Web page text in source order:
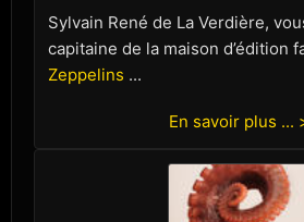
Sylvain René de La Verdière,
capitaine de la maison d’édition
Zeppelins ...
En savoir plus ...